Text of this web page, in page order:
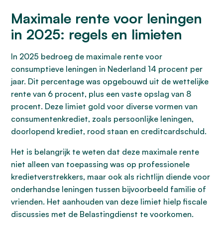
Maximale rente voor leningen
in 2025: regels en limieten
In 2025 bedroeg de maximale rente voor
consumptieve leningen in Nederland 14 procent per
jaar. Dit percentage was opgebouwd uit de wettelijke
rente van 6 procent, plus een vaste opslag van 8
procent. Deze limiet gold voor diverse vormen van
consumentenkrediet, zoals persoonlijke leningen,
doorlopend krediet, rood staan en creditcardschuld.
Het is belangrijk te weten dat deze maximale rente
niet alleen van toepassing was op professionele
kredietverstrekkers, maar ook als richtlijn diende voor
onderhandse leningen tussen bijvoorbeeld familie of
vrienden. Het aanhouden van deze limiet hielp fiscale
discussies met de Belastingdienst te voorkomen.